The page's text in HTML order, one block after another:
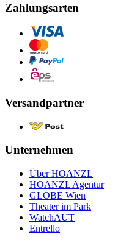
Zahlungsarten
Versandpartner
Unternehmen
Über HOANZL
HOANZL Agentur
GLOBE Wien
Theater im Park
WatchAUT
Entrello